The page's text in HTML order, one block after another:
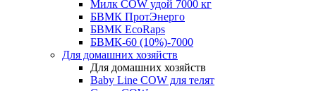
Милк COW удой 7000 кг
БВМК ПротЭнерго
БВМК EcoRaps
БВМК-60 (10%)-7000
Для домашних хозяйств
Для домашних хозяйств
Baby Line COW для телят